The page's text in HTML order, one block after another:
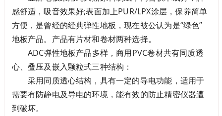
感舒适，吸音效果好;表面加上PUR/LPX涂层，保养简单
方便，是曾经的经典弹性地板，现在被公认为是“绿色”
地板产品。产品有片材和卷材两种选择。
ADC弹性地板产品多样，商用PVC卷材共有同质透
心、叠压及嵌入颗粒式三种结构：
采用同质透心结构，具有一定的导电功能，适用于
需要有防静电及导电的环境，能有效的防止精密仪器遭
到破坏。